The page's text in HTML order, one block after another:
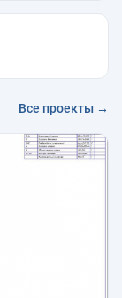
Все проекты →